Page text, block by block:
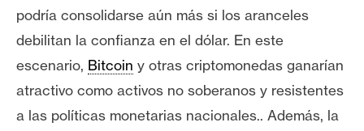
podría consolidarse aún más si los aranceles
debilitan la confianza en el dólar. En este
escenario, Bitcoin y otras criptomonedas ganarían
atractivo como activos no soberanos y resistentes
a las políticas monetarias nacionales.. Además, la